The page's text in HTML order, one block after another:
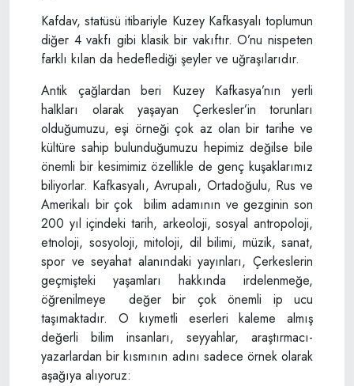
Kafdav, statüsü itibariyle Kuzey Kafkasyalı toplumun
diğer 4 vakfı gibi klasik bir vakıftır. O’nu nispeten
farklı kılan da hedeflediği şeyler ve uğraşılarıdır.
Antik çağlardan beri Kuzey Kafkasya’nın yerli
halkları olarak yaşayan Çerkesler’in torunları
olduğumuzu, eşi örneği çok az olan bir tarihe ve
kültüre sahip bulunduğumuzu hepimiz değilse bile
önemli bir kesimimiz özellikle de genç kuşaklarımız
biliyorlar. Kafkasyalı, Avrupalı, Ortadoğulu, Rus ve
Amerikalı bir çok bilim adamının ve gezginin son
200 yıl içindeki tarih, arkeoloji, sosyal antropoloji,
etnoloji, sosyoloji, mitoloji, dil bilimi, müzik, sanat,
spor ve seyahat alanındaki yayınları, Çerkeslerin
geçmişteki yaşamları hakkında irdelenmeğe,
öğrenilmeye değer bir çok önemli ip ucu
taşımaktadır. O kıymetli eserleri kaleme almış
değerli bilim insanları, seyyahlar, araştırmacı-
yazarlardan bir kısmının adını sadece örnek olarak
aşağıya alıyoruz: